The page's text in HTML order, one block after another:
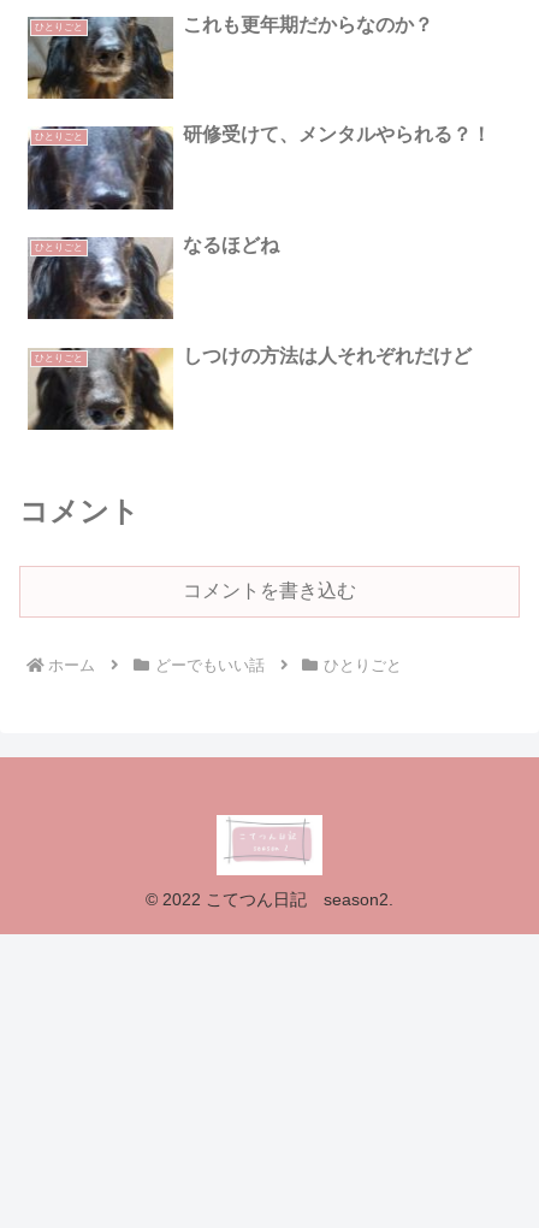
ひとりごと これも更年期だからなのか？
ひとりごと 研修受けて、メンタルやられる？！
ひとりごと なるほどね
ひとりごと しつけの方法は人それぞれだけど
コメント
コメントを書き込む
ホーム どーでもいい話 ひとりごと
© 2022 こてつん日記 season2.